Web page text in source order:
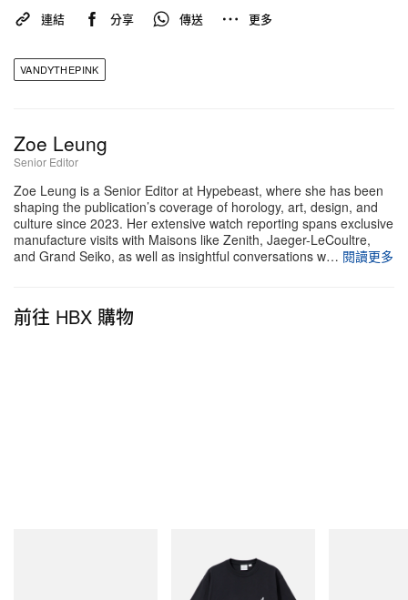
計，其靈感均來自 Vandy 原創角色與標誌性世界
牌總監 Wendy 精心策劃的限量貼紙包，集合未公開
部分單品可參考上方預覽。該快閃活動將於 2026 年
6 月 5 日至 6 日舉行，更多詳情請瀏覽
VANDYTHEPINK 官方網店。
VANDYTHEPINK 夏季系列 Pre‑Launch 快閃活動
World 全球旗艦店 Union Square
連結 分享 傳送 更多
VANDYTHEPINK
Zoe Leung
Senior Editor
Zoe Leung is a Senior Editor at Hypebeast, where she has been
shaping the publication’s coverage of horology, art, design, and
culture since 2023. Her extensive watch reporting spans exclusive
manufacture visits with Maisons like Zenith, Jaeger-LeCoultre,
and Grand Seiko, as well as insightful conversations w… 閱讀更多
前往 HBX 購物
One Point Logo Tee
立即購入